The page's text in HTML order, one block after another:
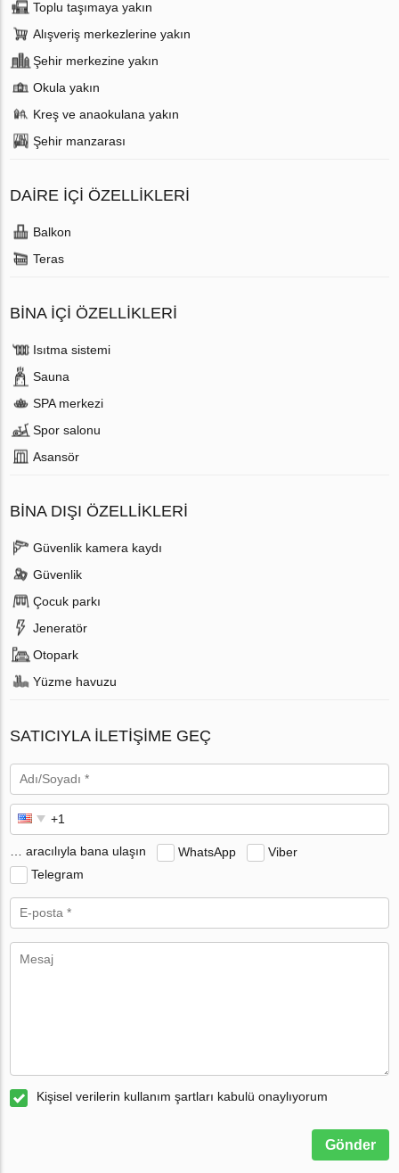
Toplu taşımaya yakın
Alışveriş merkezlerine yakın
Şehir merkezine yakın
Okula yakın
Kreş ve anaokulana yakın
Şehir manzarası
DAIRE IÇI ÖZELLIKLERI
Balkon
Teras
BINA İÇI ÖZELLIKLERI
Isıtma sistemi
Sauna
SPA merkezi
Spor salonu
Аsansör
BINA DIŞI ÖZELLIKLERI
Güvenlik kamera kaydı
Güvenlik
Çocuk parkı
Jeneratör
Otopark
Yüzme havuzu
SATICIYLA ILETIŞIME GEÇ
… aracılıyla bana ulaşın WhatsApp
Viber
Telegram
Kişisel verilerin kullanım şartları kabulü onaylıyorum
Gönder